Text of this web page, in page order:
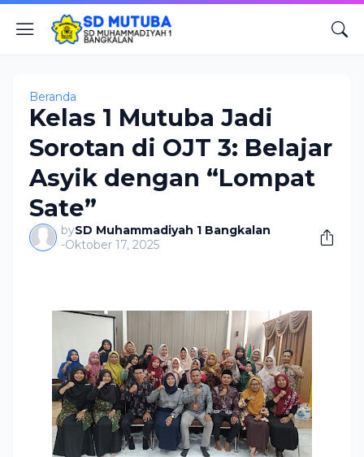
Beranda
Kelas 1 Mutuba Jadi
Sorotan di OJT 3: Belajar
Asyik dengan “Lompat
Sate”
bySD Muhammadiyah 1 Bangkalan
-Oktober 17, 2025